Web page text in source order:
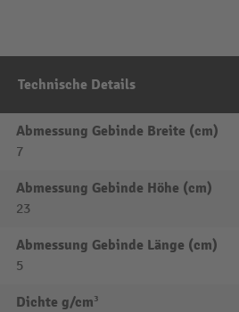
Technische Details
Abmessung Gebinde Breite (cm)
7
Abmessung Gebinde Höhe (cm)
23
Abmessung Gebinde Länge (cm)
5
Dichte g/cm³